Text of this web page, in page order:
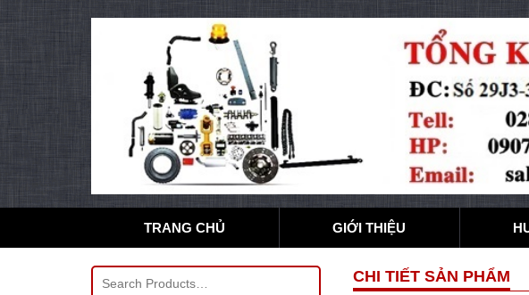
TRANG CHỦ GIỚI THIỆU
CHI TIẾT SẢN PHẨM